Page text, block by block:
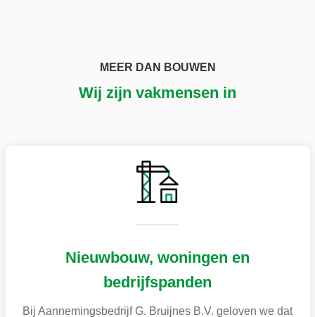
MEER DAN BOUWEN
Wij zijn vakmensen in
Nieuwbouw, woningen en
bedrijfspanden
Bij Aannemingsbedrijf G. Bruijnes B.V. geloven we dat